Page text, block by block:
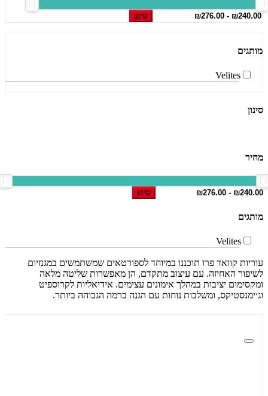
סינון
מותגים
Velites
סינון
מחיר
סינון
מותגים
Velites
עוריות קוואד פרו תוכננו במיוחד לספורטאים שמשתמשים במגנזיום
לשיפור האחיזה. עם עיצוב מתקדם, הן מאפשרות שליטה מלאה
ומקסימום יציבות במהלך אימונים עצימים. אידיאליות לקרוספיט
וג׳ימנסטיקס, ומשלבות נוחות עם הגנה ברמה הגבוהה ביותר.